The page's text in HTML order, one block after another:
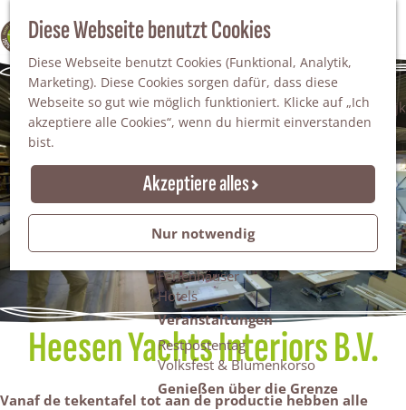
Diese Webseite benutzt Cookies
Diese Webseite benutzt Cookies (Funktional, Analytik,
Marketing). Diese Cookies sorgen dafür, dass diese
Webseite so gut wie möglich funktioniert. Klicke auf „Ich
akzeptiere alle Cookies“, wenn du hiermit einverstanden
bist.
Akzeptiere alles
Nur notwendig
100% WINTERSWIJK
S
u
c
h
e
n
M
e
n
ü
Da staunt man!
Freiheitsbäume
Natur
Naturgebiete
Nationaler Landschaftspark Winterswijk
Der Steingrube
Gärten & Parks
Übernachten
Campingplätze & Ferienparks
Gruppenunterkünfte
Bed & Breakfasts
Ferienhäuser
Hotels
Veranstaltungen
Restpostentag
Volksfest & Blumenkorso
Genießen über die Grenze
Heesen Yachts Interiors B.V.
Vanaf de tekentafel tot aan de productie hebben alle